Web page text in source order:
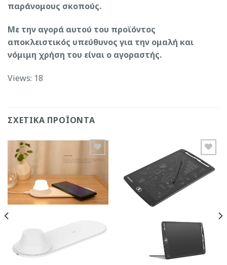
παράνομους σκοπούς.
Με την αγορά αυτού του προϊόντος
αποκλειστικός υπεύθυνος για την ομαλή και
νόμιμη χρήση του είναι ο αγοραστής.
Views: 18
ΣΧΕΤΙΚΆ ΠΡΟΪΌΝΤΑ
Add to
Wishlist
Add to